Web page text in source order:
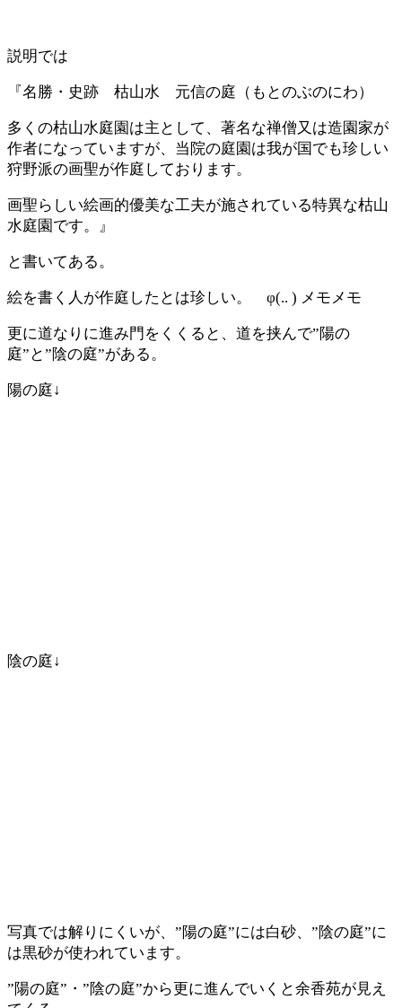
説明では
『名勝・史跡 枯山水 元信の庭（もとのぶのにわ）
多くの枯山水庭園は主として、著名な禅僧又は造園家が
作者になっていますが、当院の庭園は我が国でも珍しい
狩野派の画聖が作庭しております。
画聖らしい絵画的優美な工夫が施されている特異な枯山
水庭園です。』
と書いてある。
絵を書く人が作庭したとは珍しい。 φ(.. ) メモメモ
更に道なりに進み門をくくると、道を挟んで”陽の
庭”と”陰の庭”がある。
陽の庭↓
陰の庭↓
写真では解りにくいが、”陽の庭”には白砂、”陰の庭”に
は黒砂が使われています。
”陽の庭”・”陰の庭”から更に進んでいくと余香苑が見え